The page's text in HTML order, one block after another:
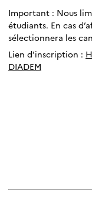
Important : Nous
étudiants. En cas
sélectionnera les
Lien d’inscription :
DIADEM